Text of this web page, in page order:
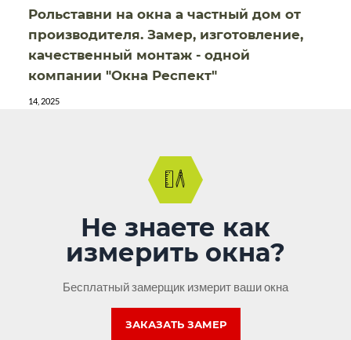
Рольставни на окна а частный дом от
производителя. Замер, изготовление,
качественный монтаж - одной
компании "Окна Респект"
14, 2025
Не знаете как
измерить окна?
Бесплатный замерщик измерит ваши окна
ЗАКАЗАТЬ ЗАМЕР